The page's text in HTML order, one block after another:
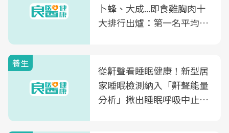
卜蜂、大成...即食雞胸肉十
大排行出爐：第一名平均一
養生
從鼾聲看睡眠健康！新型居
家睡眠檢測納入「鼾聲能量
分析」揪出睡眠呼吸中止症